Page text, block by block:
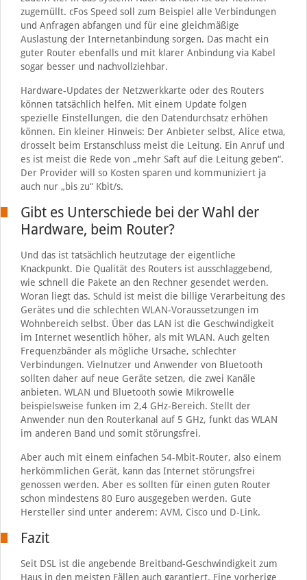
zugemüllt. cFos Speed soll zum Beispiel alle Verbindungen
und Anfragen abfangen und für eine gleichmäßige
Auslastung der Internetanbindung sorgen. Das macht ein
guter Router ebenfalls und mit klarer Anbindung via Kabel
sogar besser und nachvollziehbar.
Hardware-Updates der Netzwerkkarte oder des Routers
können tatsächlich helfen. Mit einem Update folgen
spezielle Einstellungen, die den Datendurchsatz erhöhen
können. Ein kleiner Hinweis: Der Anbieter selbst, Alice etwa,
drosselt beim Erstanschluss meist die Leitung. Ein Anruf und
es ist meist die Rede von „mehr Saft auf die Leitung geben“.
Der Provider will so Kosten sparen und kommuniziert ja
auch nur „bis zu“ Kbit/s.
Gibt es Unterschiede bei der Wahl der
Hardware, beim Router?
Und das ist tatsächlich heutzutage der eigentliche
Knackpunkt. Die Qualität des Routers ist ausschlaggebend,
wie schnell die Pakete an den Rechner gesendet werden.
Woran liegt das. Schuld ist meist die billige Verarbeitung des
Gerätes und die schlechten WLAN-Voraussetzungen im
Wohnbereich selbst. Über das LAN ist die Geschwindigkeit
im Internet wesentlich höher, als mit WLAN. Auch gelten
Frequenzbänder als mögliche Ursache, schlechter
Verbindungen. Vielnutzer und Anwender von Bluetooth
sollten daher auf neue Geräte setzen, die zwei Kanäle
anbieten. WLAN und Bluetooth sowie Mikrowelle
beispielsweise funken im 2,4 GHz-Bereich. Stellt der
Anwender nun den Routerkanal auf 5 GHz, funkt das WLAN
im anderen Band und somit störungsfrei.
Aber auch mit einem einfachen 54-Mbit-Router, also einem
herkömmlichen Gerät, kann das Internet störungsfrei
genossen werden. Aber es sollten für einen guten Router
schon mindestens 80 Euro ausgegeben werden. Gute
Hersteller sind unter anderem: AVM, Cisco und D-Link.
Fazit
Seit DSL ist die angebende Breitband-Geschwindigkeit zum
Haus in den meisten Fällen auch garantiert. Eine vorherige